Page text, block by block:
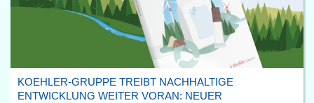
KOEHLER-GRUPPE TREIBT NACHHALTIGE
ENTWICKLUNG WEITER VORAN: NEUER